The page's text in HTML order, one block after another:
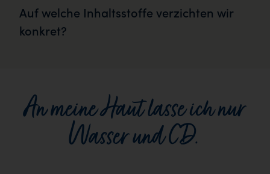
Auf welche Inhaltsstoffe verzichten wir
konkret?
An meine Haut lasse ich nur
Wasser und CD.